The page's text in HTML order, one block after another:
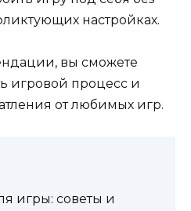
настройках.
вы сможете
игровой процесс и
от любимых игр.
игры: советы и